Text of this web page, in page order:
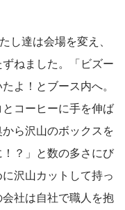
し達は会場を変え、
ねました。「ビズー
よ！とブース内へ。
コーヒーに手を伸ば
ら沢山のボックスを
？」と数の多さにび
沢山カットして持っ
社は自社で職人を抱